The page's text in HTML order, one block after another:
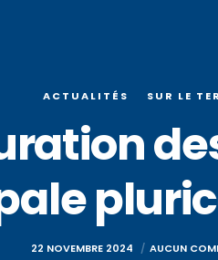
ACTUALITÉS SUR LE
22 NOVEMBRE 2024 AUCUN